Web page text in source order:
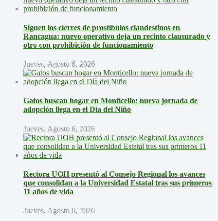
Siguen los cierres de prostíbulos clandestinos en
Rancagua: nuevo operativo deja un recinto clausurado y
otro con prohibición de funcionamiento
Jueves, Agosto 6, 2026
Gatos buscan hogar en Monticello: nueva jornada de
adopción llega en el Día del Niño
Jueves, Agosto 6, 2026
Rectora UOH presentó al Consejo Regional los avances
que consolidan a la Universidad Estatal tras sus primeros
11 años de vida
Jueves, Agosto 6, 2026